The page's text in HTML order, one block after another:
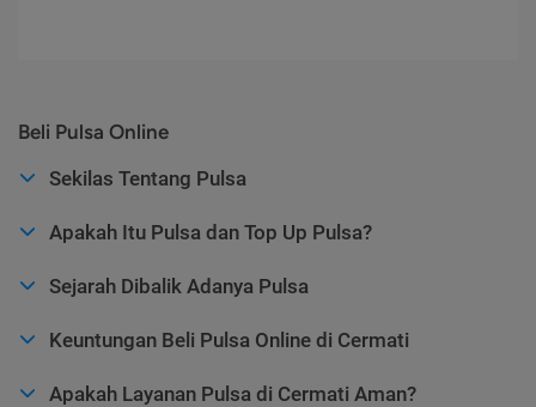
Beli Pulsa Online
Sekilas Tentang Pulsa
Apakah Itu Pulsa dan Top Up Pulsa?
Sejarah Dibalik Adanya Pulsa
Keuntungan Beli Pulsa Online di Cermati
Apakah Layanan Pulsa di Cermati Aman?